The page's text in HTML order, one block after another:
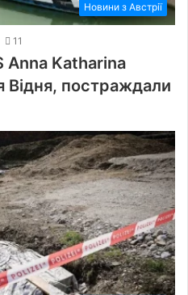
Новини з Австрії
11
Anna Katharina
Відня, постраждали